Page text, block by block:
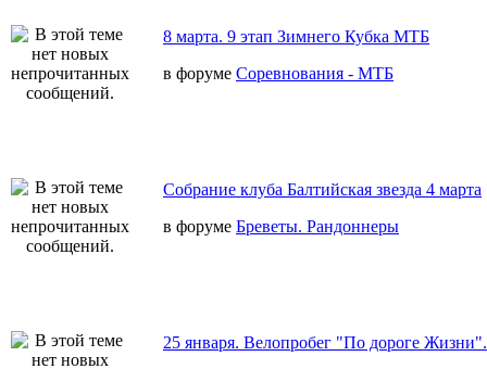
8 марта. 9 этап Зимнего Кубка МТБ
в форуме Соревнования - МТБ
Собрание клуба Балтийская звезда 4 марта
в форуме Бреветы. Рандоннеры
25 января. Велопробег "По дороге Жизни".